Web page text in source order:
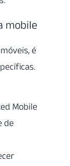
mobile
é
Mobile
de